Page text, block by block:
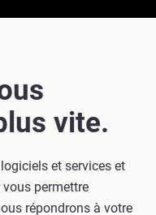
vite.
et services et
permettre
répondrons à votre